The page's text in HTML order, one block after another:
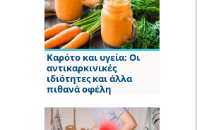
Καρότο και υγεία: Οι
αντικαρκινικές
ιδιότητες και άλλα
πιθανά οφέλη